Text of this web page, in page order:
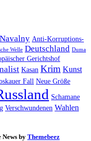
Anti-Korruptions-
Welle Deutschland Duma
Gerichtshof
Kasan Krim Kunst
Fall Neue Größe
Schamane
Verschwundenen Wahlen
by Themebeez